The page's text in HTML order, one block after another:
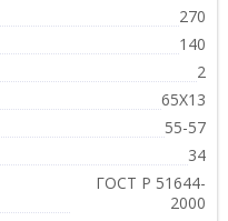
270
140
2
65Х13
55-57
34
ГОСТ Р 51644-
2000